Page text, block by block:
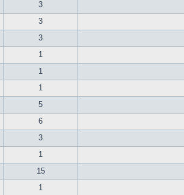
3
3
3
1
1
1
5
6
3
1
15
1